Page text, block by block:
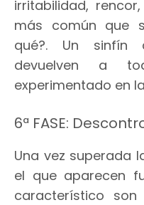
irritabilidad,
más común que
qué?. Un sinfín
devuelven a
experimentado en
6ª FASE:
Una vez superada
el que aparecen
característico